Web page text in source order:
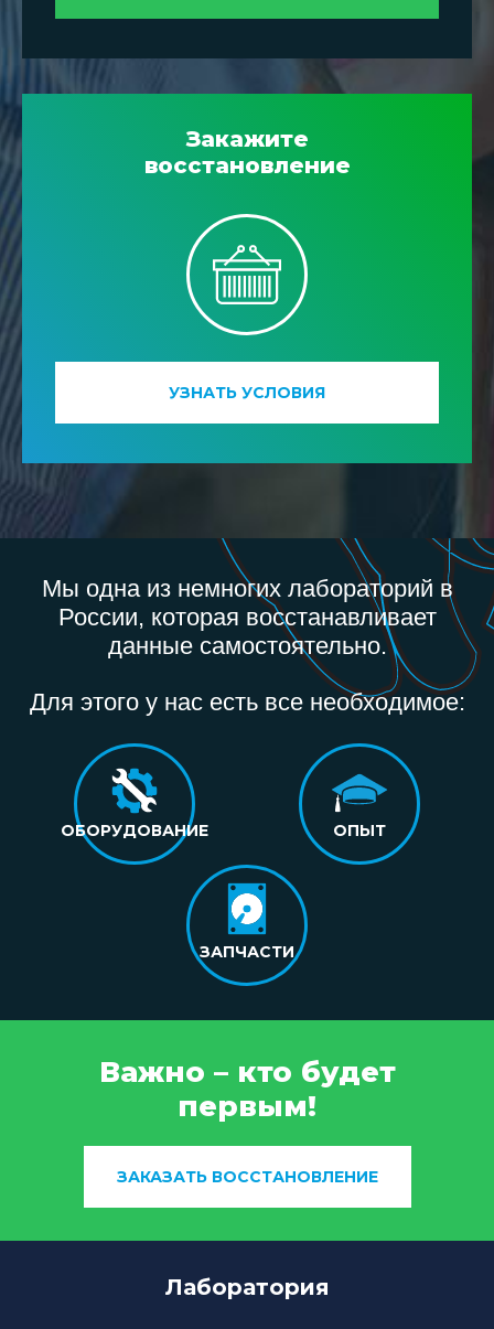
Закажите
восстановление
УЗНАТЬ УСЛОВИЯ
Мы одна из немногих лабораторий в
России, которая восстанавливает
данные самостоятельно.
Для этого у нас есть все необходимое:
ОБОРУДОВАНИЕ ОПЫТ
ЗАПЧАСТИ
Важно – кто будет
первым!
ЗАКАЗАТЬ ВОССТАНОВЛЕНИЕ
Лаборатория